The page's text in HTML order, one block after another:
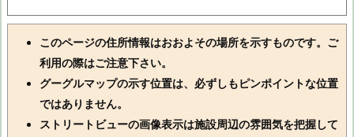
このページの住所情報はおおよその場所を示すものです。ご
利用の際はご注意下さい。
グーグルマップの示す位置は、必ずしもピンポイントな位置
ではありません。
ストリートビューの画像表示は施設周辺の雰囲気を把握して